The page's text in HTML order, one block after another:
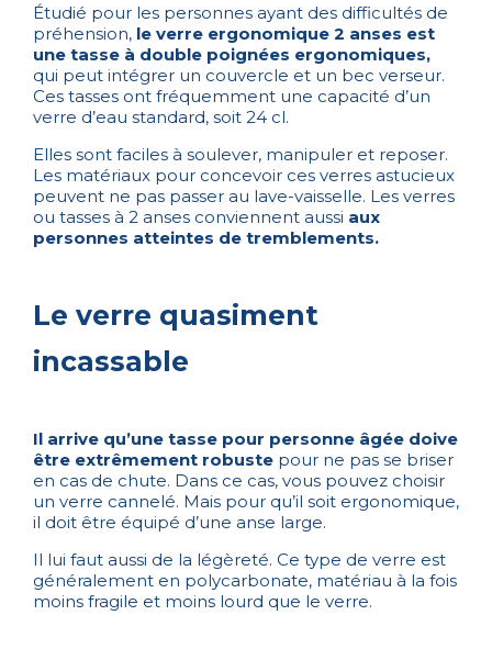
Étudié pour les personnes ayant des difficultés de
préhension, le verre ergonomique 2 anses est
une tasse à double poignées ergonomiques,
qui peut intégrer un couvercle et un bec verseur.
Ces tasses ont fréquemment une capacité d’un
verre d’eau standard, soit 24 cl.
Elles sont faciles à soulever, manipuler et reposer.
Les matériaux pour concevoir ces verres astucieux
peuvent ne pas passer au lave-vaisselle. Les verres
ou tasses à 2 anses conviennent aussi aux
personnes atteintes de tremblements.
Le verre quasiment
incassable
Il arrive qu’une tasse pour personne âgée doive
être extrêmement robuste pour ne pas se briser
en cas de chute. Dans ce cas, vous pouvez choisir
un verre cannelé. Mais pour qu’il soit ergonomique,
il doit être équipé d’une anse large.
Il lui faut aussi de la légèreté. Ce type de verre est
généralement en polycarbonate, matériau à la fois
moins fragile et moins lourd que le verre.